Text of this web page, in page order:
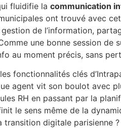
fluidifie la communication
ont trouvé avec
de l’information,
une bonne session
au moment précis, sans
fonctionnalités clés
agent vit son boulot avec
RH en passant par la
le sens même de la
transition digitale parisienne